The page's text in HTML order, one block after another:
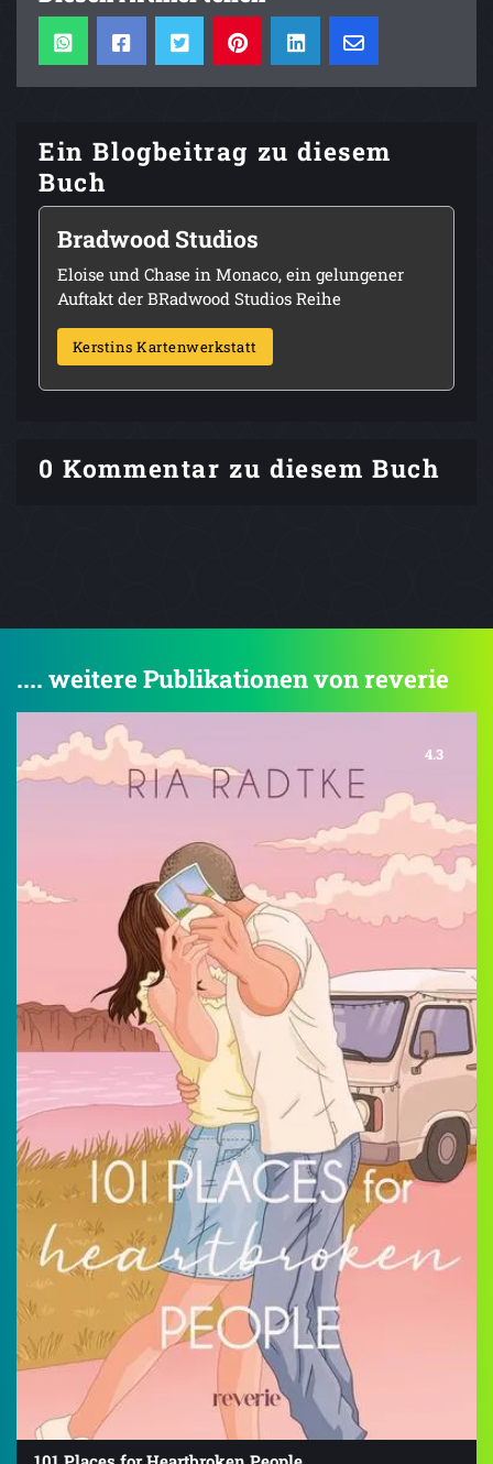
Ein Blogbeitrag zu diesem
Buch
Bradwood Studios
Eloise und Chase in Monaco, ein gelungener
Auftakt der BRadwood Studios Reihe
Kerstins Kartenwerkstatt
0 Kommentar zu diesem Buch
.... weitere Publikationen von reverie
4.3